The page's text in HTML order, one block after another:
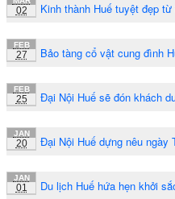
02 Kinh thành Huế tuyệt đẹp
FEB
27 Bảo tàng cổ vật cung đình
FEB
25 Đại Nội Huế sẽ đón khách
JAN
20 Đại Nội Huế dựng nêu ngày
JAN
01 Du lịch Huế hứa hẹn khởi